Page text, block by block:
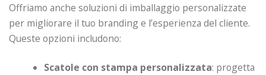
Offriamo anche soluzioni di imballaggio personalizzate
per migliorare il tuo branding e l’esperienza del cliente.
Queste opzioni includono:
Scatole con stampa personalizzata: progetta